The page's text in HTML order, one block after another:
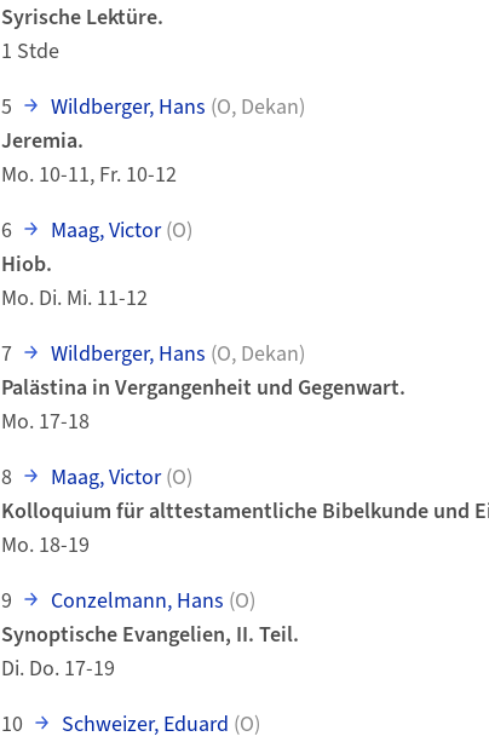
Syrische Lektüre.
1 Stde
5
Wildberger, Hans (O, Dekan)
Jeremia.
Mo. 10-11, Fr. 10-12
6
Maag, Victor (O)
Hiob.
Mo. Di. Mi. 11-12
7
Wildberger, Hans (O, Dekan)
Palästina in Vergangenheit und Gegenwart.
Mo. 17-18
8
Maag, Victor (O)
Kolloquium für alttestamentliche Bibelkunde und
Mo. 18-19
9
Conzelmann, Hans (O)
Synoptische Evangelien, II. Teil.
Di. Do. 17-19
10
Schweizer, Eduard (O)